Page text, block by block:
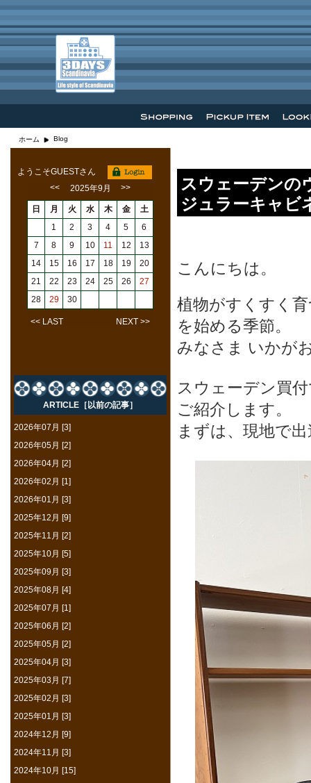
ホーム Blog
スウェーデンの
ジュラーキャ
こんにちは。
植物がすくすく
を始める季節。
みなさま いかが
スウェーデン買
ご紹介します。
まずは、現地で
ようこそGUESTさん
<<
2025年9月 >>
日 月 火 水 木 金
土
1
2 3 4 5
6
7
8 9 10 11 12
13
14
15 16 17 18 19
20
21
22 23 24 25 26
27
28
29 30
<< LAST NEXT >>
ARTICLE［以前の記事］
2026年07月 [3]
2026年05月 [2]
2026年04月 [2]
2026年02月 [1]
2026年01月 [3]
2025年12月 [9]
2025年11月 [2]
2025年10月 [5]
2025年09月 [3]
2025年08月 [4]
2025年07月 [1]
2025年06月 [2]
2025年05月 [2]
2025年04月 [3]
2025年03月 [7]
2025年02月 [3]
2025年01月 [3]
2024年12月 [9]
2024年11月 [3]
2024年10月 [15]